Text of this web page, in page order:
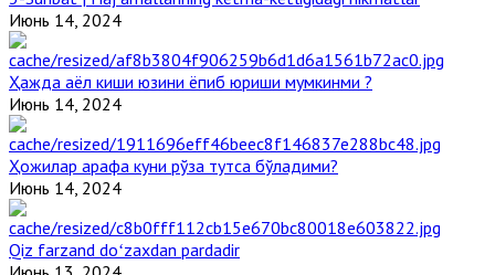
Июнь 14, 2024
Ҳажда аёл киши юзини ёпиб юриши мумкинми ?
Июнь 14, 2024
Ҳожилар арафа куни рўза тутса бўладими?
Июнь 14, 2024
Qiz farzand doʻzaxdan pardadir